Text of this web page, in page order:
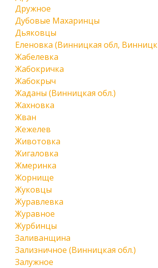
Дружное
Дубовые Махаринцы
Дьяковцы
Еленовка (Винницкая обл,
Жабелевка
Жабокричка
Жабокрыч
Жаданы (Винницкая обл.)
Жахновка
Жван
Жежелев
Животовка
Жигаловка
Жмеринка
Жорнище
Жуковцы
Журавлевка
Журавное
Журбинцы
Заливанщина
Зализничное (Винницкая обл.)
Залужное